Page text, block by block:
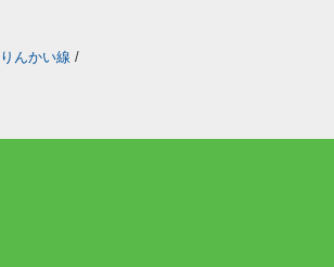
りんかい線 /